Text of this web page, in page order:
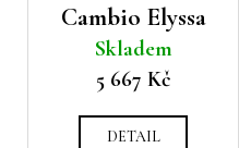
Cambio Elyssa
Skladem
5 667 Kč
DETAIL